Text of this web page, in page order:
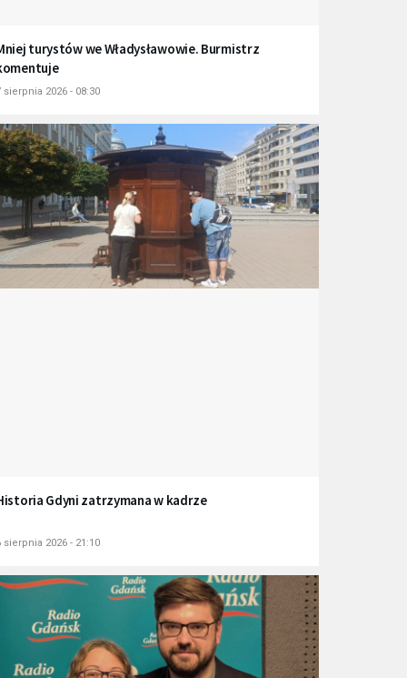
turystów we Władysławowie. Burmistrz
sierpnia 2026 - 08:30
Gdyni zatrzymana w kadrze
sierpnia 2026 - 21:10